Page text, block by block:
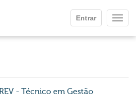
Entrar
- Técnico em Gestão